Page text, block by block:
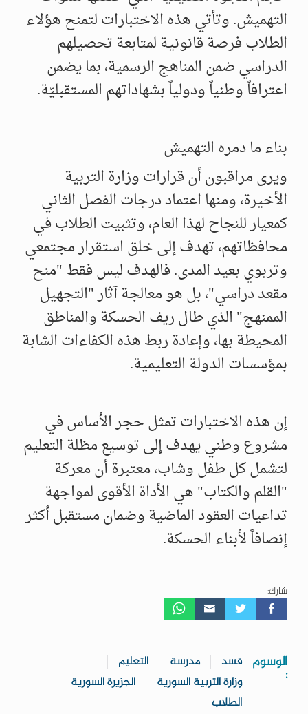
التهميش. وتأتي هذه الاختبارات لتمنح هؤلاء
الطلاب فرصة قانونية لمتابعة تحصيلهم
الدراسي ضمن المناهج الرسمية، بما يضمن
اعترافاً وطنياً ودولياً بشهاداتهم المستقبليّة.
بناء ما دمره التهميش
ويرى مراقبون أن قرارات وزارة التربية
الأخيرة، ومنها اعتماد درجات الفصل الثاني
كمعيار للنجاح لهذا العام، وتثبيت الطلاب في
محافظاتهم، تهدف إلى خلق استقرار مجتمعي
وتربوي بعيد المدى. فالهدف ليس فقط "منح
مقعد دراسي"، بل هو معالجة آثار "التجهيل
الممنهج" الذي طال ريف الحسكة والمناطق
المحيطة بها، وإعادة ربط هذه الكفاءات الشابة
بمؤسسات الدولة التعليمية.
إن هذه الاختبارات تمثل حجر الأساس في
مشروع وطني يهدف إلى توسيع مظلة التعليم
لتشمل كل طفل وشاب، معتبرة أن معركة
"القلم والكتاب" هي الأداة الأقوى لمواجهة
تداعيات العقود الماضية وضمان مستقبل أكثر
إنصافاً لأبناء الحسكة.
شارك:
الوسوم
:
قسد مدرسة
التعليم
وزارة التربية السورية
الجزيرة السورية
الطلاب